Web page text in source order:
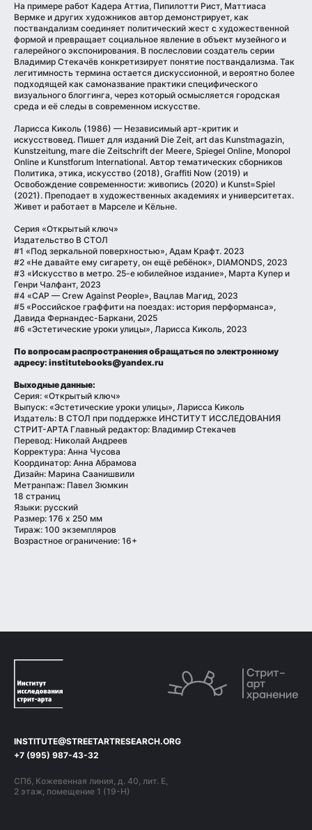
На примере работ Кадера Аттиа, Пипилотти Рист, Маттиаса
Вермке и других художников автор демонстрирует, как
поствандализм соединяет политический жест с художественной
формой и превращает социальное явление в объект музейного и
галерейного экспонирования. В послесловии создатель серии
Владимир Стекачёв конкретизирует понятие поствандализма. Так
легитимность термина остается дискуссионной, и вероятно более
подходящей как самоназвание практики специфического
визуального блоггинга, через который осмысляется городская
среда и её следы в современном искусстве.
Ларисса Киколь (1986) — Независимый арт-критик и
искусствовед. Пишет для изданий Die Zeit, art das Kunstmagazin,
Kunstzeitung, mare die Zeitschrift der Meere, Spiegel Online, Monopol
Online и Kunstforum International. Автор тематических сборников
Политика, этика, искусство (2018), Graffiti Now (2019) и
Освобождение современности: живопись (2020) и Kunst=Spiel
(2021). Преподает в художественных академиях и университетах.
Живет и работает в Марселе и Кёльне.
Серия «Открытый ключ»
Издательство В СТОЛ
#1 «Под зеркальной поверхностью», Адам Крафт. 2023
#2 «Не давайте ему сигарету, он ещё ребёнок», DIAMONDS, 2023
#3 «Искусство в метро. 25-е юбилейное издание», Марта Купер и
Генри Чалфант, 2023
#4 «CAP — Crew Against People», Вацлав Магид, 2023
#5 «Российское граффити на поездах: история перформанса»,
Давида Фернандес-Баркани, 2025
#6 «Эстетические уроки улицы», Ларисса Киколь, 2023
По вопросам распространения обращаться по электронному
адресу: institutebooks@yandex.ru
Выходные данные:
Серия: «Открытый ключ»
Выпуск: «Эстетические уроки улицы», Ларисса Киколь
Издатель: В СТОЛ при поддержке ИНСТИТУТ ИССЛЕДОВАНИЯ
СТРИТ-АРТА Главный редактор: Владимир Стекачев
Перевод: Николай Андреев
Корректура: Анна Чусова
Координатор: Анна Абрамова
Дизайн: Марина Саанишвили
Метранпаж: Павел Зюмкин
18 страниц
Языки: русский
Размер: 176 х 250 мм
Тираж: 100 экземпляров
Возрастное ограничение: 16+
СПб, Кожевенная линия, д. 40, лит. Е,
2 этаж, помещение 1 (19-Н)
+7 (995) 987-43-32
INSTITUTE@STREETARTRESEARCH.ORG